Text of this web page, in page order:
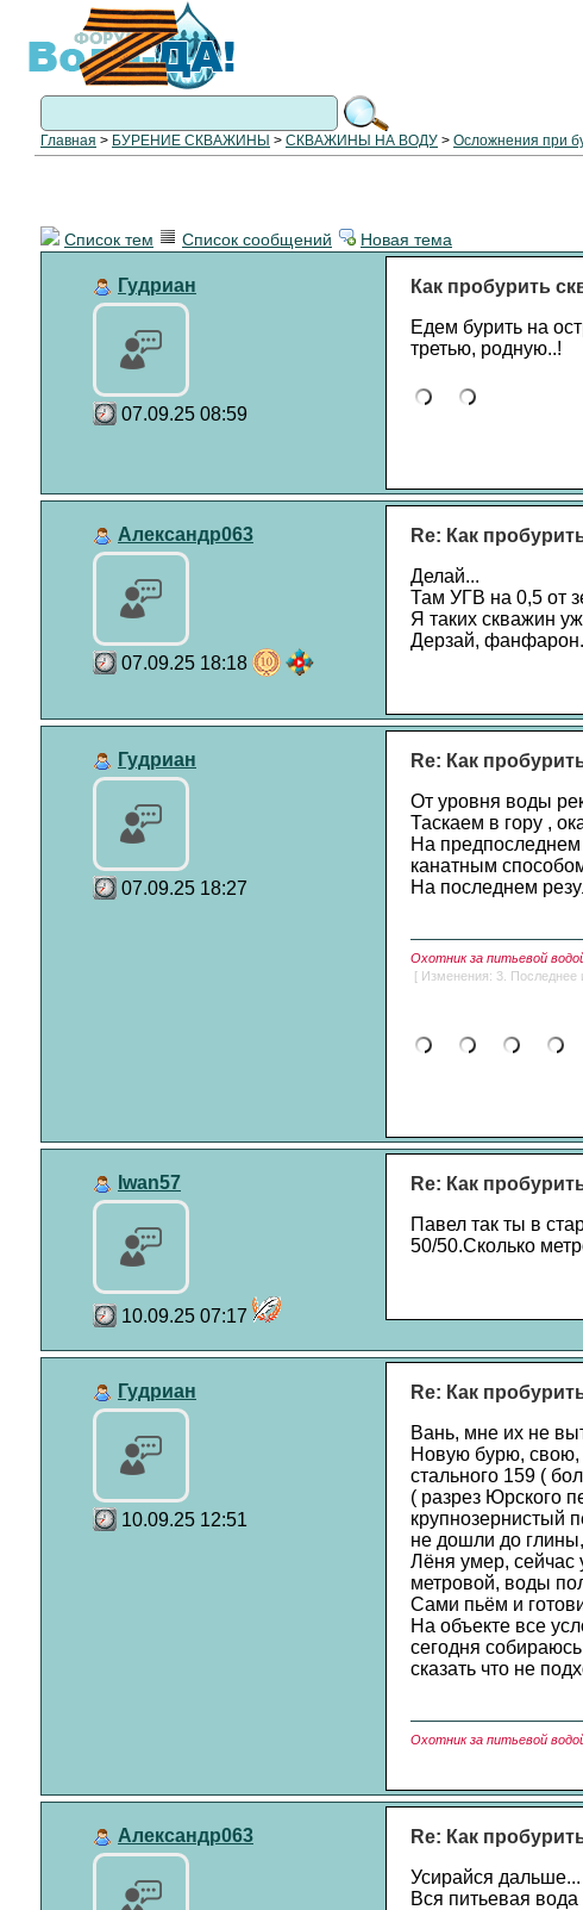
Главная > БУРЕНИЕ СКВАЖИНЫ > СКВАЖИНЫ НА ВОДУ > Осложнения при
Список тем
Список сообщений Новая тема
Гудриан
07.09.25 08:59
Как пробурить
Едем бурить на
третью, родную..!
Александр063
07.09.25 18:18
Re: Как
Делай...
Там УГВ на 0,5 от
Я таких скважин
Дерзай,
Гудриан
07.09.25 18:27
Re: Как
От уровня воды
Таскаем в гору ,
На предпоследнем
канатным
На последнем
Охотник за питьевой
[ Изменения: 3. Последнее
Iwan57
10.09.25 07:17
Re: Как
Павел так ты в
50/50.Сколько
Гудриан
10.09.25 12:51
Re: Как
Вань, мне их не
Новую бурю, свою,
стального 159 (
( разрез Юрского
крупнозернистый
не дошли до
Лёня умер, сейчас
метровой, воды
Сами пьём и
На объекте все
сегодня
сказать что не
Охотник за питьевой
Александр063
Re: Как
Усирайся дальше...
Вся питьевая